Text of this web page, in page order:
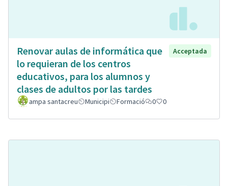
Renovar aulas de informática que
lo requieran de los centros
educativos, para los alumnos y
clases de adultos por las tardes
Acceptada
ampa santacreu Municipi Formació 0 0